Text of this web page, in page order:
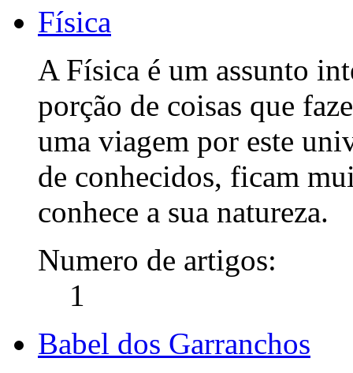
Física
A Física é um assunto
porção de coisas que
uma viagem por este
de conhecidos, ficam
conhece a sua natureza.
Numero de artigos:
1
Babel dos Garranchos